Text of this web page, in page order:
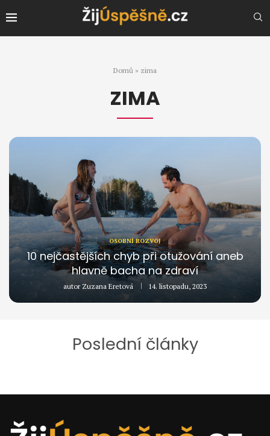
Domů » zima
ZIMA
OSOBNÍ ROZVOJ
10 nejčastějších chyb při otužování aneb
hlavně bacha na zdraví
autor Zuzana Eretová 14. listopadu, 2023
Poslední články